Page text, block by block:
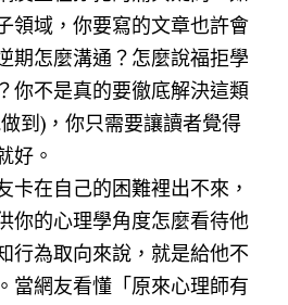
領域，你要寫的文章也許會
期怎麼溝通？怎麼說福拒學
你不是真的要徹底解決這類
到)，你只需要讓讀者覺得
好。
卡在自己的困難裡出不來，
你的心理學角度怎麼看待他
行為取向來說，就是給他不
當網友看懂「原來心理師有